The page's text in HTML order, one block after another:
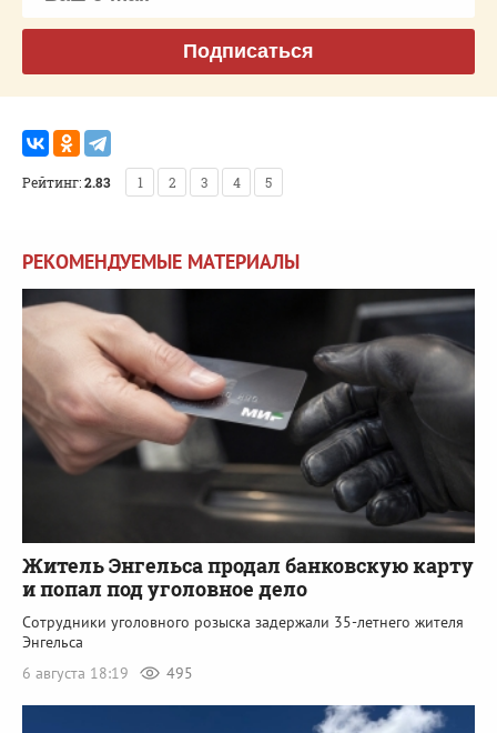
Подписаться
Рейтинг:2.83 1 2 3 4 5
РЕКОМЕНДУЕМЫЕ МАТЕРИАЛЫ
Житель Энгельса продал банковскую карту
и попал под уголовное дело
Сотрудники уголовного розыска задержали 35-летнего жителя
Энгельса
6 августа 18:19
495